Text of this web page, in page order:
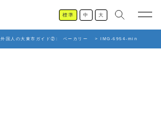
標準 中 大
外国人の大東市ガイド②: ベーカリー > IMG-6954-min